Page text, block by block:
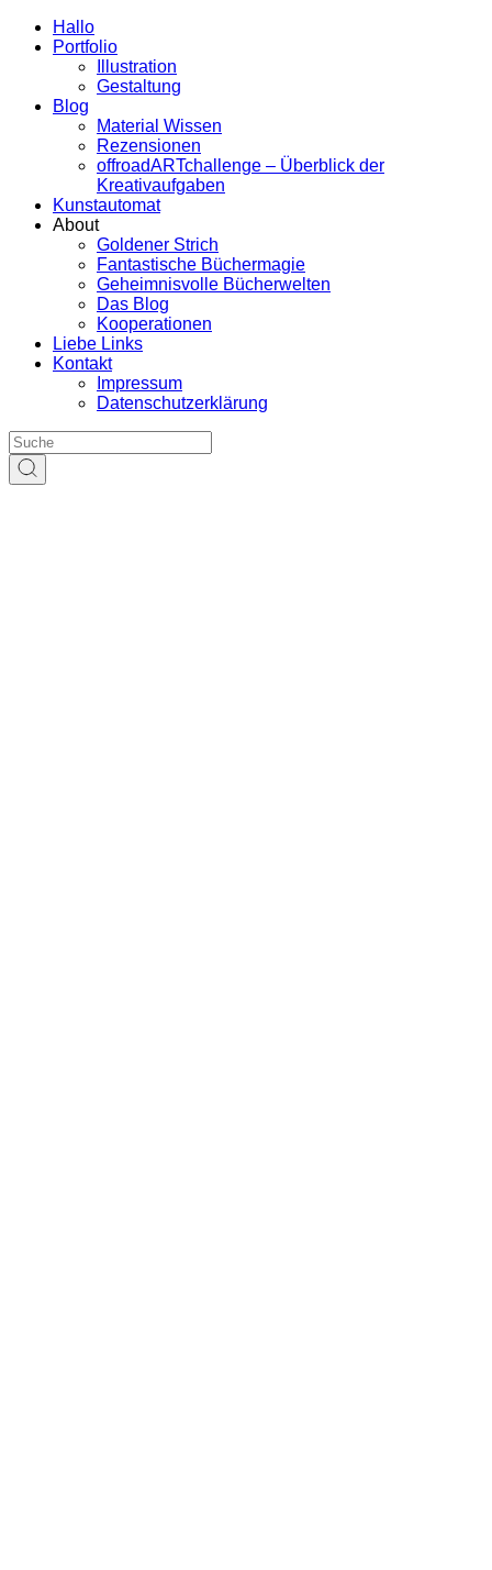
Hallo
Portfolio
Illustration
Gestaltung
Blog
Material Wissen
Rezensionen
offroadARTchallenge – Überblick der
Kreativaufgaben
Kunstautomat
About
Goldener Strich
Fantastische Büchermagie
Geheimnisvolle Bücherwelten
Das Blog
Kooperationen
Liebe Links
Kontakt
Impressum
Datenschutzerklärung